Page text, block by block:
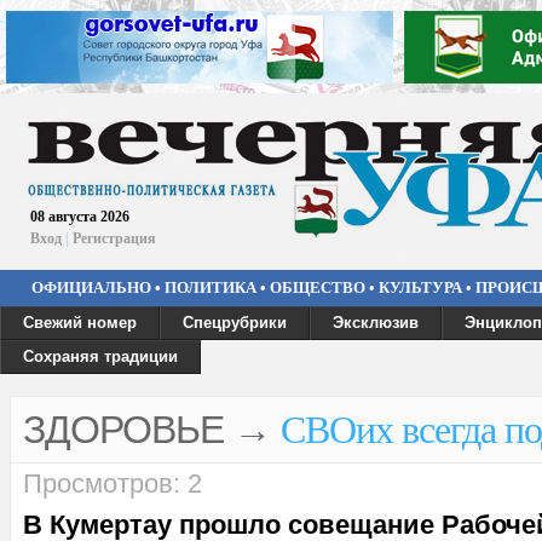
08 августа 2026
Вход
Регистрация
ОФИЦИАЛЬНО • ПОЛИТИКА• ОБЩЕСТВО • КУЛЬТУРА•
Свежий номер Спецрубрики Эксклюзив
Сохраняя традиции
ЗДОРОВЬЕ→ СВОих всегда
Просмотров: 2
В Кумертау прошло совещание